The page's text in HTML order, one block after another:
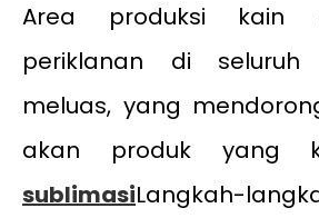
Area produksi kain
periklanan di
meluas, yang
akan produk yang
sublimasiLangkah-